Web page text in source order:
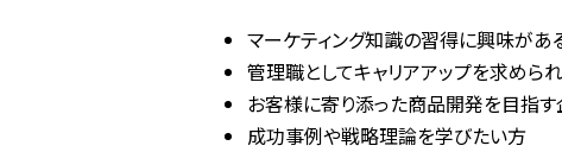
マーケティング知識の習得に興味があ
管理職としてキャリアアップを求めら
お客様に寄り添った商品開発を目指
成功事例や戦略理論を学びたい方